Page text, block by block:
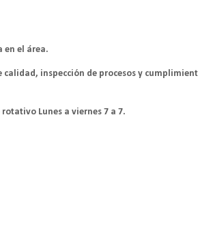
en el área.
calidad, inspección de procesos y
Lunes a viernes 7 a 7.